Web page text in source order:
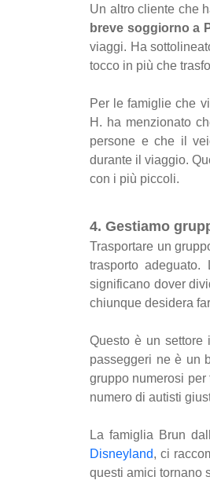
Un altro cliente che
breve soggiorno a
viaggi. Ha
tocco in più che
Per le famiglie che
H. ha menzionato
persone e che il
durante il viaggio.
con i più piccoli.
4. Gestiamo
Trasportare un
trasporto
significano dover
chiunque desidera
Questo è un settore
passeggeri ne è un
gruppo numerosi
numero di autisti
La famiglia Brun
Disneyland, ci
questi amici tornano